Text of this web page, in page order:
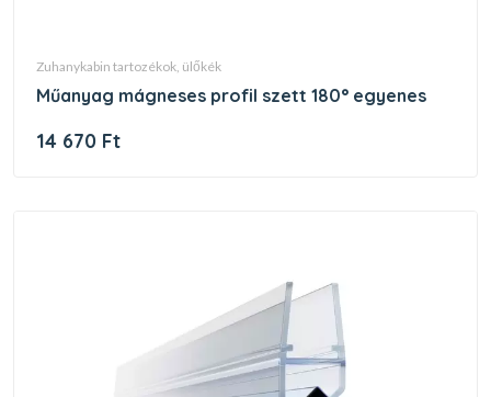
zuhanykabin tartozékok, ülőkék
műanyag mágneses profil szett 180° egyenes
14 670 Ft